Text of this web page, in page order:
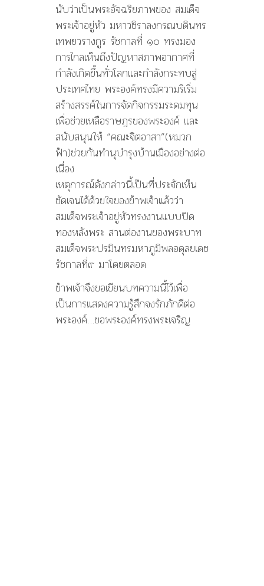
นับว่าเป็นพระอัจฉริยภาพของ สมเด็จ
พระเจ้าอยู่หัว มหาวชิราลงกรณบดินทร
เทพยวรางกูร รัชกาลที่ ๑๐ ทรงมอง
การไกลเห็นถึงปัญหาสภาพอากาศที่
กำลังเกิดขึ้นทั่วโลกและกำลังกระทบสู่
ประเทศไทย พระองค์ทรงมีความริเริ่ม
สร้างสรรค์ในการจัดกิจกรรมระดมทุน
เพื่อช่วยเหลือราษฎรของพระองค์ และ
สนับสนุนให้ “คณะจิตอาสา”(หมวก
ฟ้า)ช่วยกันทำนุบำรุงบ้านเมืองอย่างต่อ
เนื่อง
เหตุการณ์ดังกล่าวนี้เป็นที่ประจักเห็น
ชัดเจนได้ด้วยใจของข้าพเจ้าแล้วว่า
สมเด็จพระเจ้าอยู่หัวทรงงานแบบปิด
ทองหลังพระ สานต่องานของพระบาท
สมเด็จพระปรมินทรมหาภูมิพลอดุลยเดช
รัชกาลที่๙ มาโดยตลอด
ข้าพเจ้าจึงขอเขียนบทความนี้ไว้เพื่อ
เป็นการแสดงความรู้สึกจงรักภักดีต่อ
พระองค์…ขอพระองค์ทรงพระเจริญ